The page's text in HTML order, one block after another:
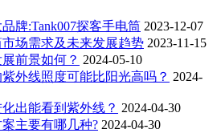
牌:Tank007探客手电筒 2023-12-07
场需求及未来发展趋势 2023-11-15
前景如何？ 2024-05-10
外线照度可能比阳光高吗？ 2024-
出能看到紫外线？ 2024-04-30
主要有哪几种? 2024-04-30